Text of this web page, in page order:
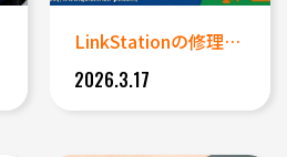
LinkStationの修理と...
2026.3.17